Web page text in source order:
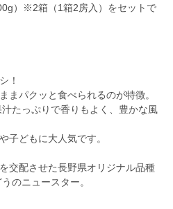
）※2箱（1箱2房入）をセットで
！
まパクッと食べられるのが特徴。
たっぷりで香りもよく、豊かな風
子どもに大人気です。
交配させた長野県オリジナル品種
のニュースター。